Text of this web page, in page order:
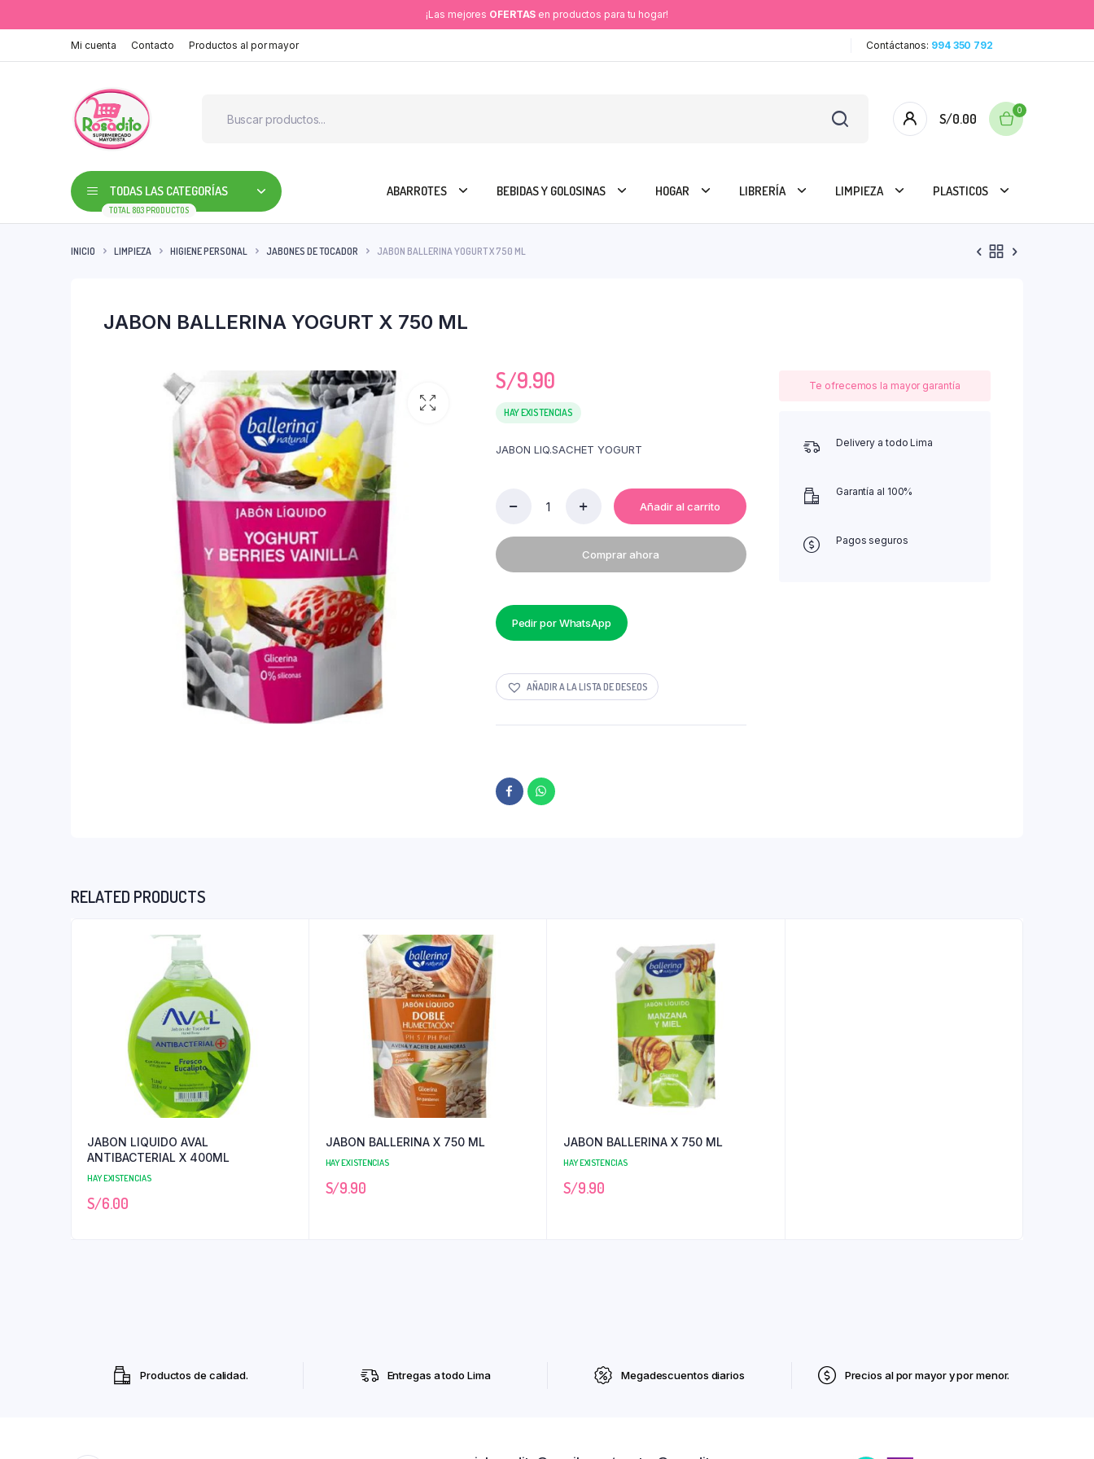
¡Las mejores OFERTAS en productos para tu hogar!
Mi cuenta Contacto Productos al por mayor Contáctanos: 994 350 792
S/0.00
0
TODAS LAS CATEGORÍAS
TOTAL 803 PRODUCTOS
ABARROTES BEBIDAS Y GOLOSINAS HOGAR LIBRERÍA LIMPIEZA PLASTICOS
INICIO LIMPIEZA HIGIENE PERSONAL JABONES DE TOCADOR JABON BALLERINA YOGURT X 750 ML
JABON BALLERINA YOGURT X 750 ML
S/9.90
HAY EXISTENCIAS
JABON LIQ.SACHET YOGURT
YOGURT
X
750
quantity
Añadir al carrito
Comprar ahora
Pedir por WhatsApp
AÑADIR A LA LISTA DE DESEOS
Te ofrecemos la mayor garantía
Delivery a todo Lima
Garantía al 100%
Pagos seguros
RELATED PRODUCTS
JABON LIQUIDO AVAL
ANTIBACTERIAL X 400ML
HAY EXISTENCIAS
S/6.00
JABON BALLERINA X 750 ML
HAY EXISTENCIAS
S/9.90
JABON BALLERINA X 750 ML
HAY EXISTENCIAS
S/9.90
Productos de calidad. Entregas a todo Lima Megadescuentos diarios Precios al por mayor y por menor.